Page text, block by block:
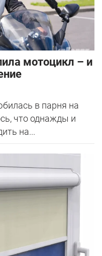
мотоцикл – и
в парня на
что однажды и
на...